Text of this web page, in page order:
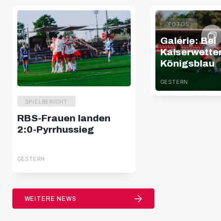
SPIELBERICHT
RBS-Frauen landen
2:0-Pyrrhussieg
GESTERN
FOTOS
Galerie: Bei
Königsblau
GESTERN
WEITERE NEWS